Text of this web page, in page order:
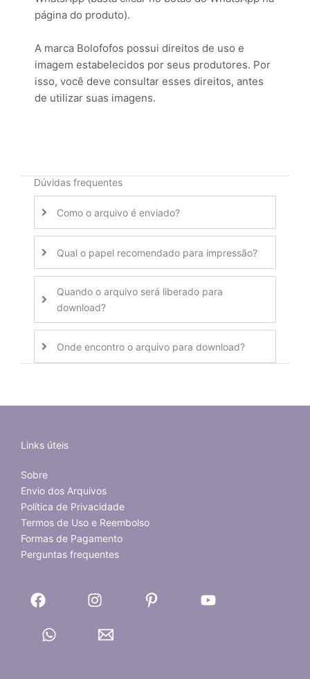
página do produto).
A marca Bolofofos possui direitos de uso e
imagem estabelecidos por seus produtores. Por
isso, você deve consultar esses direitos, antes
de utilizar suas imagens.
Dúvidas frequentes
Como o arquivo é enviado?
Qual o papel recomendado para impressão?
Quando o arquivo será liberado para
download?
Onde encontro o arquivo para download?
Links úteis
Sobre
Envio dos Arquivos
Política de Privacidade
Termos de Uso e Reembolso
Formas de Pagamento
Perguntas frequentes